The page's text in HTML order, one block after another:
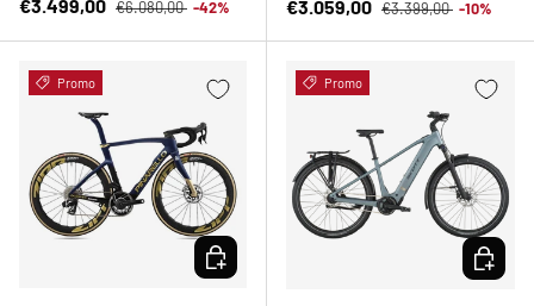
€3.499,00 €6.080,00 -42%
Precio de venta
€3.059,00 €3.399,00 -10%
Promo
ELEGIR OPCIONES
Promo
ELEGIR